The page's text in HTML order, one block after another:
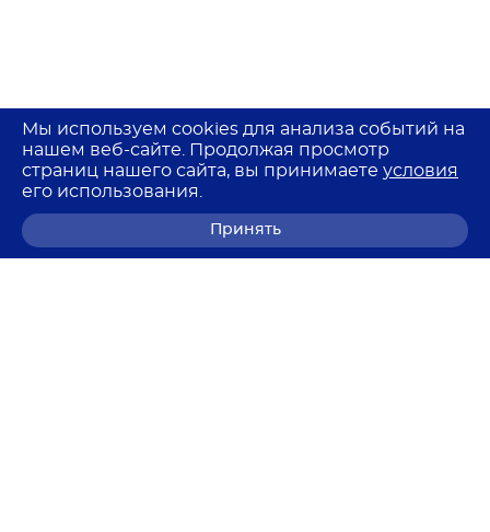
Мы используем cookies для анализа событий на
нашем веб-сайте. Продолжая просмотр
страниц нашего сайта, вы принимаете условия
его использования.
Принять